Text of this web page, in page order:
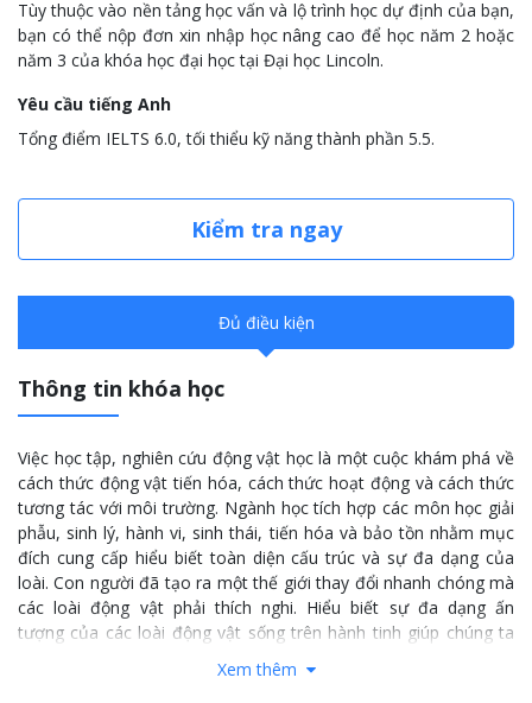
Tùy thuộc vào nền tảng học vấn và lộ trình học dự định của bạn,
bạn có thể nộp đơn xin nhập học nâng cao để học năm 2 hoặc
năm 3 của khóa học đại học tại Đại học Lincoln.
Yêu cầu tiếng Anh
Tổng điểm IELTS 6.0, tối thiểu kỹ năng thành phần 5.5.
Kiểm tra ngay
Đủ điều kiện
Thông tin khóa học
Việc học tập, nghiên cứu động vật học là một cuộc khám phá về
cách thức động vật tiến hóa, cách thức hoạt động và cách thức
tương tác với môi trường. Ngành học tích hợp các môn học giải
phẫu, sinh lý, hành vi, sinh thái, tiến hóa và bảo tồn nhằm mục
đích cung cấp hiểu biết toàn diện cấu trúc và sự đa dạng của
loài. Con người đã tạo ra một thế giới thay đổi nhanh chóng mà
các loài động vật phải thích nghi. Hiểu biết sự đa dạng ấn
tượng của các loài động vật sống trên hành tinh giúp chúng ta
Xem thêm